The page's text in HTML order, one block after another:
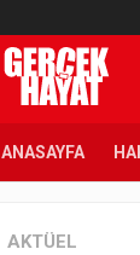
ANASAYFA
AKTÜEL